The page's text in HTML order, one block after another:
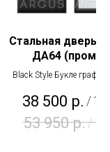
Стальная дверь
ДА64 (промо)
Black Style Букле графит
38 500 р. / 1
53 950 р./1